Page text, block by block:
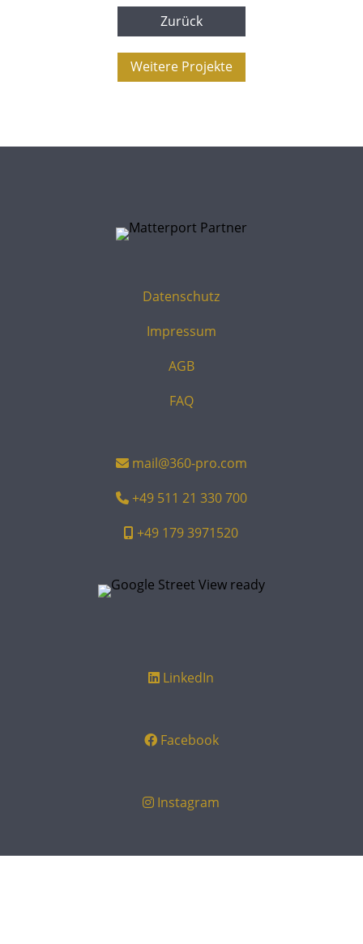
Zurück
Weitere Projekte
Datenschutz
Impressum
AGB
FAQ
mail@360-pro.com
+49 511 21 330 700
+49 179 3971520
LinkedIn
Facebook
Instagram